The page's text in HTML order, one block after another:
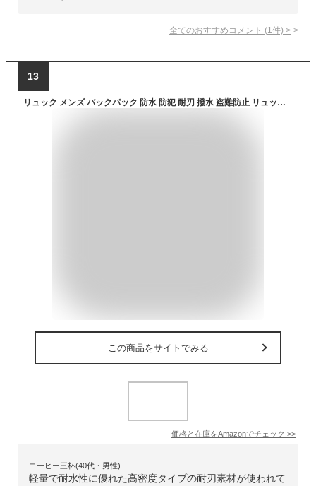
全てのおすすめコメント (1 件) >
13
リュック メンズ バックパック 防水 防犯 耐刃 撥水 盗難防止 リュックサック 多機能 大容量 ビジネスリュック USB充電ポート ノートパソコン 収納 PC収納可能 トラベル 出張 旅行 通学 通勤 男女兼用
この商品をサイトでみる
価格と在庫をAmazonでチェック >>
コーヒー三杯(40代・男性)
軽量で耐水性に優れた高密度タイプの耐刃素材が使われて